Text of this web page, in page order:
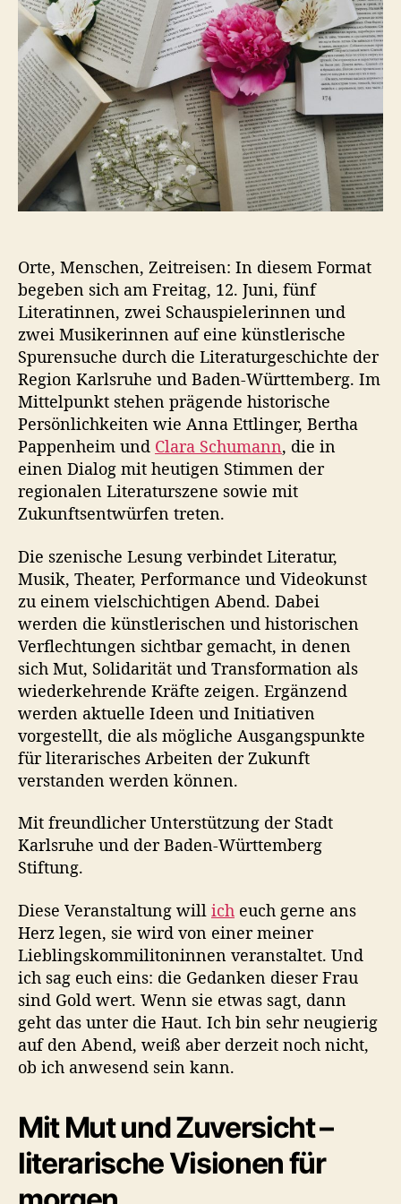
a
t
u
m
K
u
l
t
u
r
a
b
e
n
d
K
a
r
l
r
u
h
e
Orte, Menschen, Zeitreisen: In diesem Format
begeben sich am Freitag, 12. Juni, fünf
Literatinnen, zwei Schauspielerinnen und
zwei Musikerinnen auf eine künstlerische
Spurensuche durch die Literaturgeschichte der
Region Karlsruhe und Baden-Württemberg. Im
Mittelpunkt stehen prägende historische
Persönlichkeiten wie Anna Ettlinger, Bertha
Pappenheim und Clara Schumann, die in
einen Dialog mit heutigen Stimmen der
regionalen Literaturszene sowie mit
Zukunftsentwürfen treten.
Die szenische Lesung verbindet Literatur,
Musik, Theater, Performance und Videokunst
zu einem vielschichtigen Abend. Dabei
werden die künstlerischen und historischen
Verflechtungen sichtbar gemacht, in denen
sich Mut, Solidarität und Transformation als
wiederkehrende Kräfte zeigen. Ergänzend
werden aktuelle Ideen und Initiativen
vorgestellt, die als mögliche Ausgangspunkte
für literarisches Arbeiten der Zukunft
verstanden werden können.
Mit freundlicher Unterstützung der Stadt
Karlsruhe und der Baden-Württemberg
Stiftung.
Diese Veranstaltung will ich euch gerne ans
Herz legen, sie wird von einer meiner
Lieblingskommilitoninnen veranstaltet. Und
ich sag euch eins: die Gedanken dieser Frau
sind Gold wert. Wenn sie etwas sagt, dann
geht das unter die Haut. Ich bin sehr neugierig
auf den Abend, weiß aber derzeit noch nicht,
ob ich anwesend sein kann.
Mit Mut und Zuversicht –
literarische Visionen für